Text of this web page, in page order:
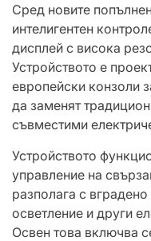
Сред новите
интелигентен
дисплей с висока
Устройството е
европейски конзоли
да заменят
съвместими
Устройството
управление на
разполага с
осветление и други
Освен това включва